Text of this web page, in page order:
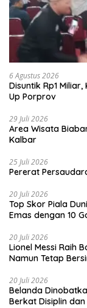
6 Agustus 2026
Disuntik Rp1
Up Porprov
29 Juli 2026
Area Wisata
Kalbar
25 Juli 2026
Pererat
20 Juli 2026
Top Skor Piala
Emas dengan 10
20 Juli 2026
Lionel Messi Raih
Namun Tetap
20 Juli 2026
Belanda
Berkat Disiplin